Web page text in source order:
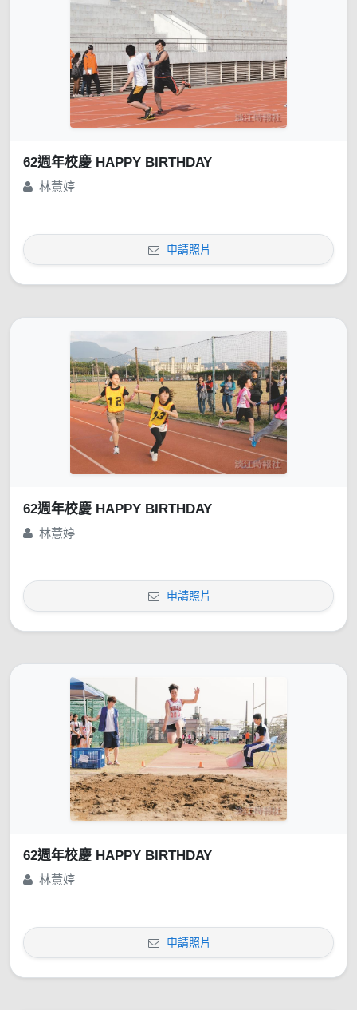
62週年校慶 HAPPY BIRTHDAY
林薏婷
申請照片
62週年校慶 HAPPY BIRTHDAY
林薏婷
申請照片
62週年校慶 HAPPY BIRTHDAY
林薏婷
申請照片